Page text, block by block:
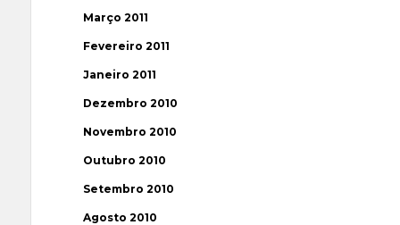
Março 2011
Fevereiro 2011
Janeiro 2011
Dezembro 2010
Novembro 2010
Outubro 2010
Setembro 2010
Agosto 2010